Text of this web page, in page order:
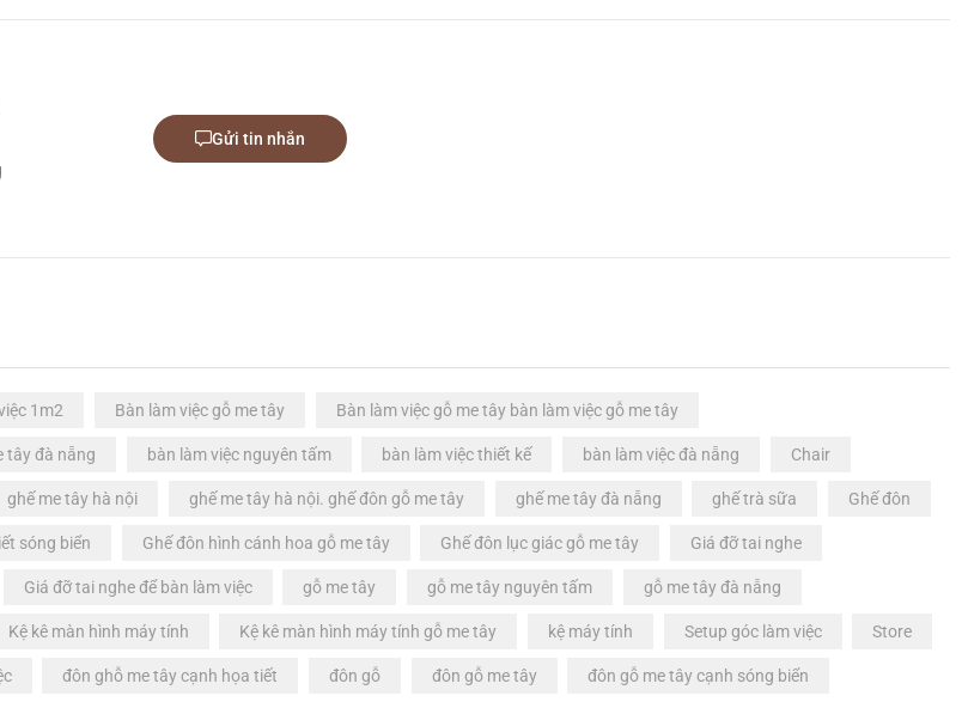
Gửi tin nhắn
1m2 Bàn làm việc gỗ me tây Bàn làm việc gỗ me tây bàn làm việc gỗ me tây
tây đà nẵng bàn làm việc nguyên tấm bàn làm việc thiết kế bàn làm việc đà nẵng Chair
ghế me tây hà nội ghế me tây hà nội. ghế đôn gỗ me tây ghế me tây đà nẵng ghế trà sữa Ghế đôn
sóng biển Ghế đôn hình cánh hoa gỗ me tây Ghế đôn lục giác gỗ me tây Giá đỡ tai nghe
Giá đỡ tai nghe để bàn làm việc gỗ me tây gỗ me tây nguyên tấm gỗ me tây đà nẵng
Kệ kê màn hình máy tính Kệ kê màn hình máy tính gỗ me tây kệ máy tính Setup góc làm việc Store
đôn ghỗ me tây cạnh họa tiết đôn gỗ đôn gỗ me tây đôn gỗ me tây cạnh sóng biển